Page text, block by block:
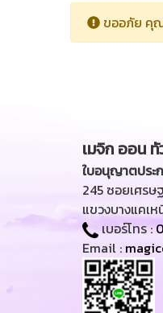
ขออภัย คุณ
เมจิก ออน ทั
ใบอนุญาตประ
245 ซอยเศร
แขวงบางแคเ
เบอร์โทร :
Email :